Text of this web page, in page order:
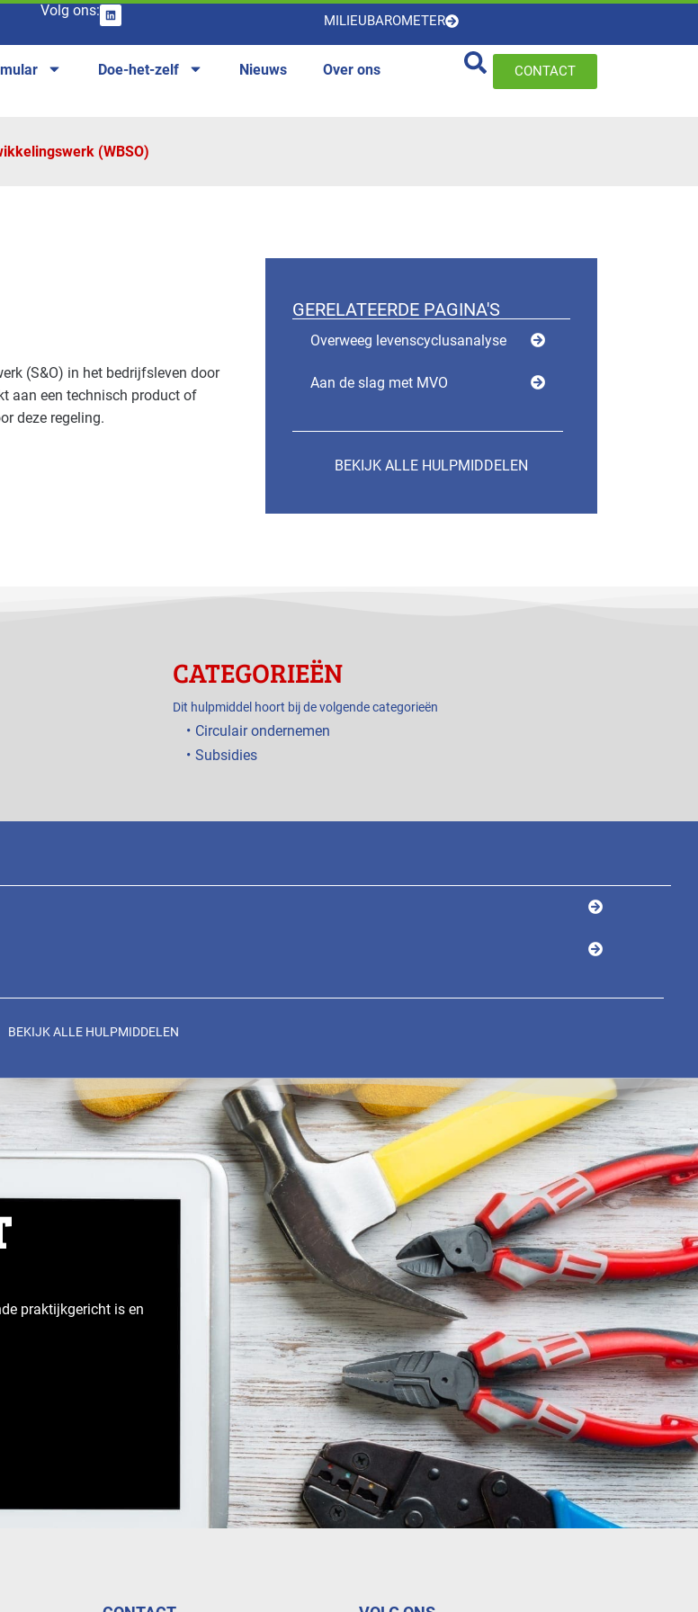
Volg ons:
MILIEUBAROMETER
Doe-het-zelf Nieuws Over ons CONTACT
(WBSO)
(S&O) in het bedrijfsleven door
aan een technisch product of
deze regeling.
GERELATEERDE PAGINA'S
Overweeg levenscyclusanalyse
Aan de slag met MVO
BEKIJK ALLE HULPMIDDELEN
CATEGORIEËN
Dit hulpmiddel hoort bij de volgende categorieën
Circulair ondernemen
Subsidies
BEKIJK ALLE HULPMIDDELEN
praktijkgericht is en